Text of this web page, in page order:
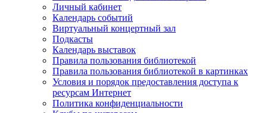
Личный кабинет
Календарь событий
Виртуальный концертный зал
Подкасты
Календарь выставок
Правила пользования библиотекой
Правила пользования библиотекой в картинках
Условия и порядок предоставления доступа к
ресурсам Интернет
Политика конфиденциальности